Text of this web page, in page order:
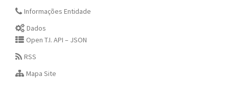
Informações Entidade
Dados
Open T.I. API – JSON
RSS
Mapa Site